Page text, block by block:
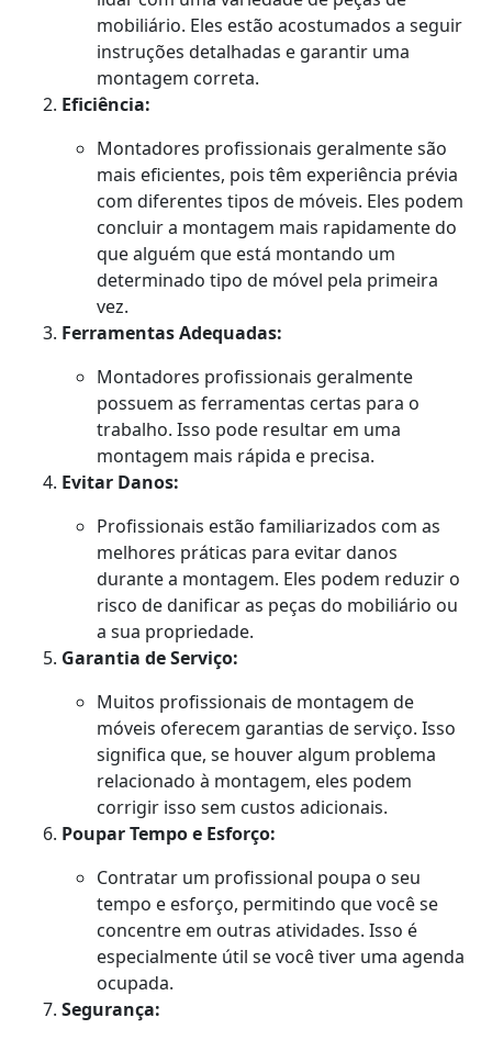
mobiliário. Eles estão acostumados a seguir
instruções detalhadas e garantir uma
montagem correta.
Eficiência:
Montadores profissionais geralmente são
mais eficientes, pois têm experiência prévia
com diferentes tipos de móveis. Eles podem
concluir a montagem mais rapidamente do
que alguém que está montando um
determinado tipo de móvel pela primeira
vez.
Ferramentas Adequadas:
Montadores profissionais geralmente
possuem as ferramentas certas para o
trabalho. Isso pode resultar em uma
montagem mais rápida e precisa.
Evitar Danos:
Profissionais estão familiarizados com as
melhores práticas para evitar danos
durante a montagem. Eles podem reduzir o
risco de danificar as peças do mobiliário ou
a sua propriedade.
Garantia de Serviço:
Muitos profissionais de montagem de
móveis oferecem garantias de serviço. Isso
significa que, se houver algum problema
relacionado à montagem, eles podem
corrigir isso sem custos adicionais.
Poupar Tempo e Esforço:
Contratar um profissional poupa o seu
tempo e esforço, permitindo que você se
concentre em outras atividades. Isso é
especialmente útil se você tiver uma agenda
ocupada.
Segurança: